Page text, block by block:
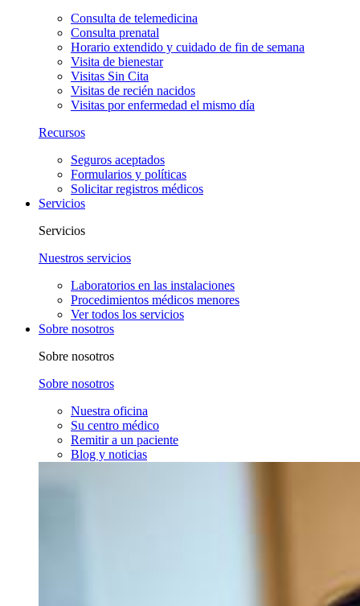
Consulta de telemedicina
Consulta prenatal
Horario extendido y cuidado de fin de semana
Visita de bienestar
Visitas Sin Cita
Visitas de recién nacidos
Visitas por enfermedad el mismo día
Recursos
Seguros aceptados
Formularios y políticas
Solicitar registros médicos
Servicios
Servicios
Nuestros servicios
Laboratorios en las instalaciones
Procedimientos médicos menores
Ver todos los servicios
Sobre nosotros
Sobre nosotros
Sobre nosotros
Nuestra oficina
Su centro médico
Remitir a un paciente
Blog y noticias